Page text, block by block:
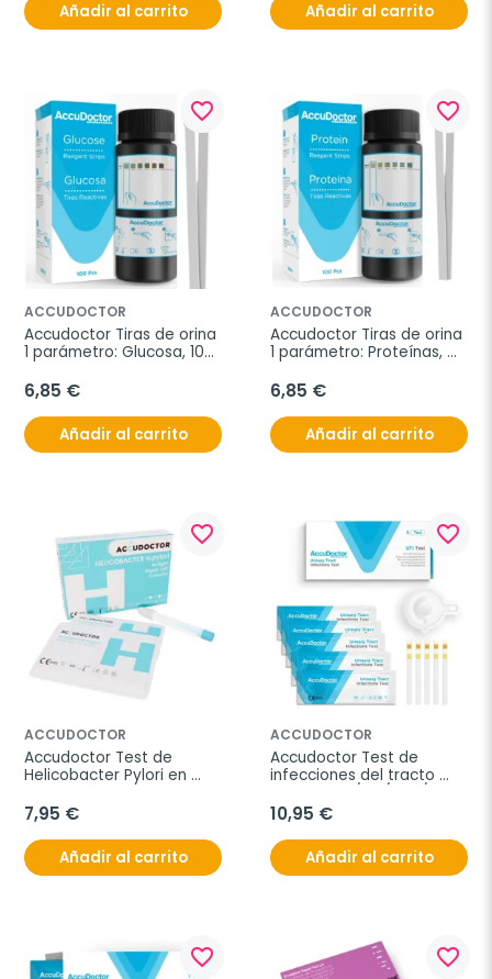
Añadir al carrito Añadir al carrito
favorite_border
ACCUDOCTOR
Accudoctor Tiras de orina
1 parámetro: Glucosa, 100
6,85 €
Añadir al carrito
favorite_border
ACCUDOCTOR
Accudoctor Tiras de orina
1 parámetro: Proteínas,
6,85 €
Añadir al carrito
favorite_border
ACCUDOCTOR
Accudoctor Test de
Helicobacter Pylori en
7,95 €
Añadir al carrito
favorite_border
ACCUDOCTOR
Accudoctor Test de
infecciones del tracto
caja de 5 pruebas
10,95 €
Añadir al carrito
favorite_border favorite_border